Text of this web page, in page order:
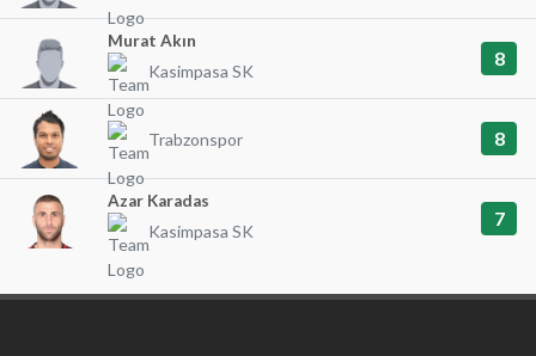
Murat Akın
Kasimpasa SK
8
Trabzonspor 8
Azar Karadas
Kasimpasa SK
7